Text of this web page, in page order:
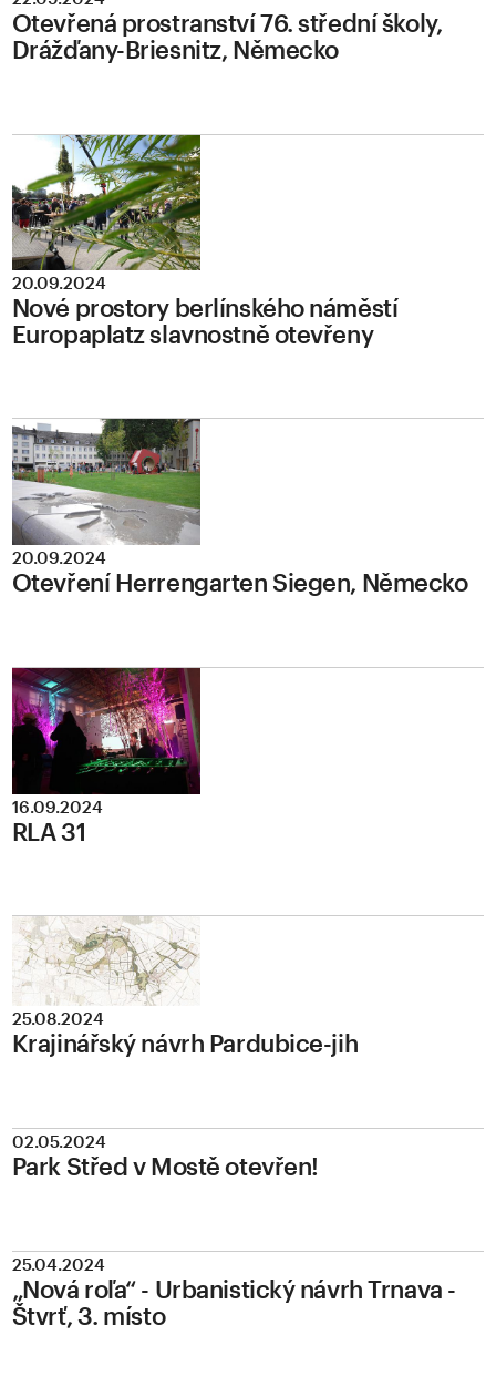
Otevřená prostranství 76. střední školy,
Drážďany-Briesnitz, Německo
20.09.2024
Nové prostory berlínského náměstí
Europaplatz slavnostně otevřeny
20.09.2024
Otevření Herrengarten Siegen, Německo
16.09.2024
RLA 31
25.08.2024
Krajinářský návrh Pardubice-jih
02.05.2024
Park Střed v Mostě otevřen!
25.04.2024
„Nová roľa“ - Urbanistický návrh Trnava -
Štvrť, 3. místo